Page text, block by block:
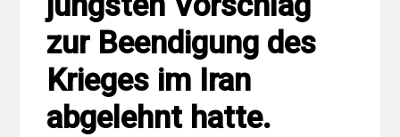
zur Beendigung des
Krieges im Iran
abgelehnt hatte.